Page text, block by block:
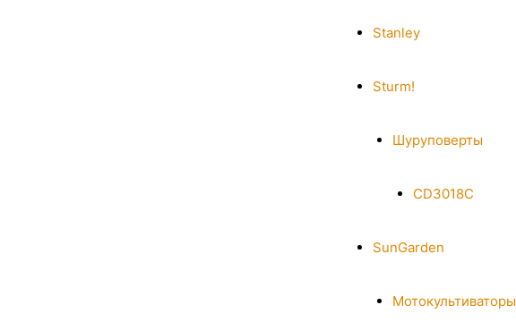
Stanley
Sturm!
Шуруповерты
CD3018C
SunGarden
Мотокультиваторы